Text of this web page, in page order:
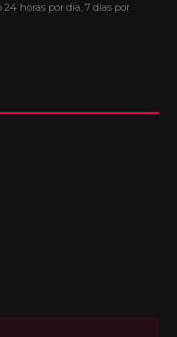
24 horas por dia, 7 dias por